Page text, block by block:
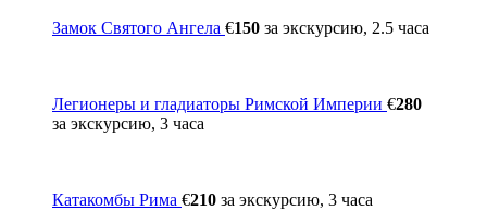
Замок Святого Ангела €150 за экскурсию, 2.5 часа
Легионеры и гладиаторы Римской Империи €280
за экскурсию, 3 часа
Катакомбы Рима €210 за экскурсию, 3 часа